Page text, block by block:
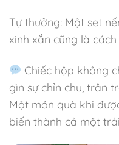
Tự thưởng: Một set
xinh xắn cũng là
Chiếc hộp không
gìn sự chỉn chu, trân
Một món quà khi
biến thành cả một